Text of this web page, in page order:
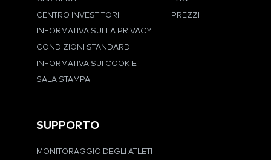
CENTRO INVESTITORI
INFORMATIVA SULLA PRIVACY
CONDIZIONI STANDARD
INFORMATIVA SUI COOKIE
SALA STAMPA
PREZZI
SUPPORTO
MONITORAGGIO DEGLI ATLETI